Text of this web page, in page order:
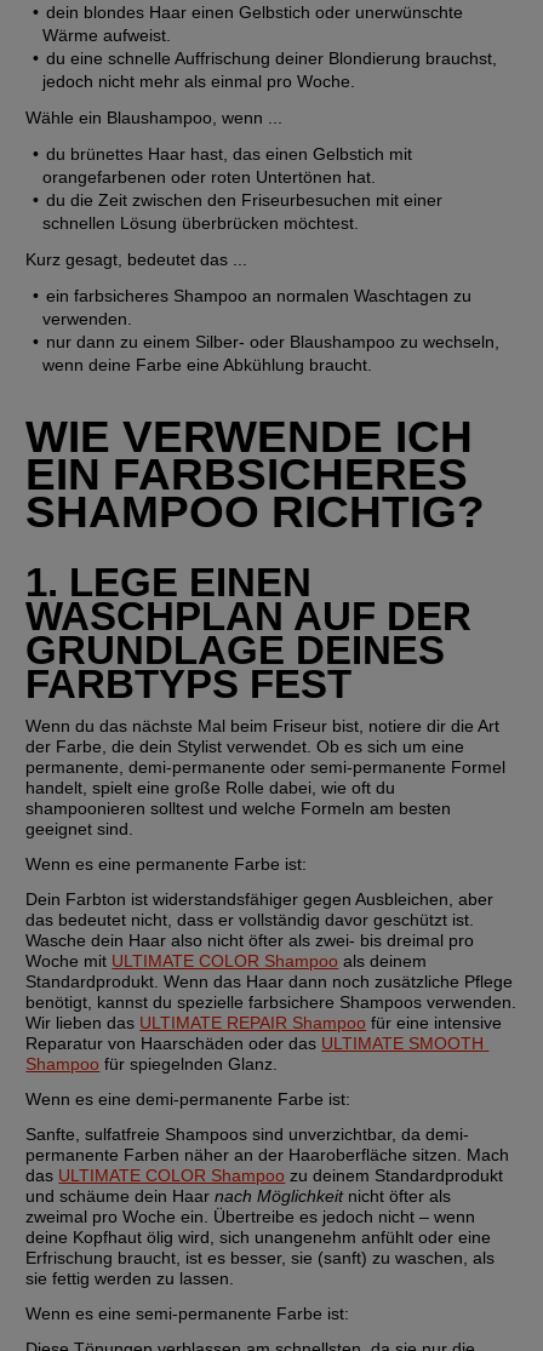
dein blondes Haar einen Gelbstich oder unerwünschte
Wärme aufweist.
du eine schnelle Auffrischung deiner Blondierung brauchst,
jedoch nicht mehr als einmal pro Woche.
Wähle ein Blaushampoo, wenn ...
du brünettes Haar hast, das einen Gelbstich mit
orangefarbenen oder roten Untertönen hat.
du die Zeit zwischen den Friseurbesuchen mit einer
schnellen Lösung überbrücken möchtest.
Kurz gesagt, bedeutet das ...
ein farbsicheres Shampoo an normalen Waschtagen zu
verwenden.
nur dann zu einem Silber- oder Blaushampoo zu wechseln,
wenn deine Farbe eine Abkühlung braucht.
WIE VERWENDE ICH
EIN FARBSICHERES
SHAMPOO RICHTIG?
1. LEGE EINEN
WASCHPLAN AUF DER
GRUNDLAGE DEINES
FARBTYPS FEST
Wenn du das nächste Mal beim Friseur bist, notiere dir die Art
der Farbe, die dein Stylist verwendet. Ob es sich um eine
permanente, demi-permanente oder semi-permanente Formel
handelt, spielt eine große Rolle dabei, wie oft du
shampoonieren solltest und welche Formeln am besten
geeignet sind.
Wenn es eine permanente Farbe ist:
Dein Farbton ist widerstandsfähiger gegen Ausbleichen, aber
das bedeutet nicht, dass er vollständig davor geschützt ist.
Wasche dein Haar also nicht öfter als zwei- bis dreimal pro
Woche mit ULTIMATE COLOR Shampoo als deinem
Standardprodukt. Wenn das Haar dann noch zusätzliche Pflege
benötigt, kannst du spezielle farbsichere Shampoos verwenden.
Wir lieben das ULTIMATE REPAIR Shampoo für eine intensive
Reparatur von Haarschäden oder das ULTIMATE SMOOTH
Shampoo für spiegelnden Glanz.
Wenn es eine demi-permanente Farbe ist:
Sanfte, sulfatfreie Shampoos sind unverzichtbar, da demi-
permanente Farben näher an der Haaroberfläche sitzen. Mach
das ULTIMATE COLOR Shampoo zu deinem Standardprodukt
und schäume dein Haar nach Möglichkeit nicht öfter als
zweimal pro Woche ein. Übertreibe es jedoch nicht – wenn
deine Kopfhaut ölig wird, sich unangenehm anfühlt oder eine
Erfrischung braucht, ist es besser, sie (sanft) zu waschen, als
sie fettig werden zu lassen.
Wenn es eine semi-permanente Farbe ist: